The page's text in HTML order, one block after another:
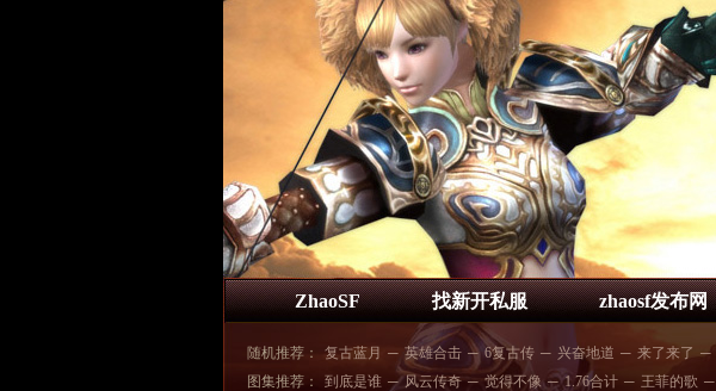
ZhaoSF 找新开私服 zhaosf发布网
随机推荐： 复古蓝月 ─ 英雄合击 ─ 6复古传 ─ 兴奋地道 ─ 来了来了 ─
图集推荐：
到底是谁 ─ 风云传奇 ─ 觉得不像 ─ 1.76合计 ─ 王菲的歌 ─